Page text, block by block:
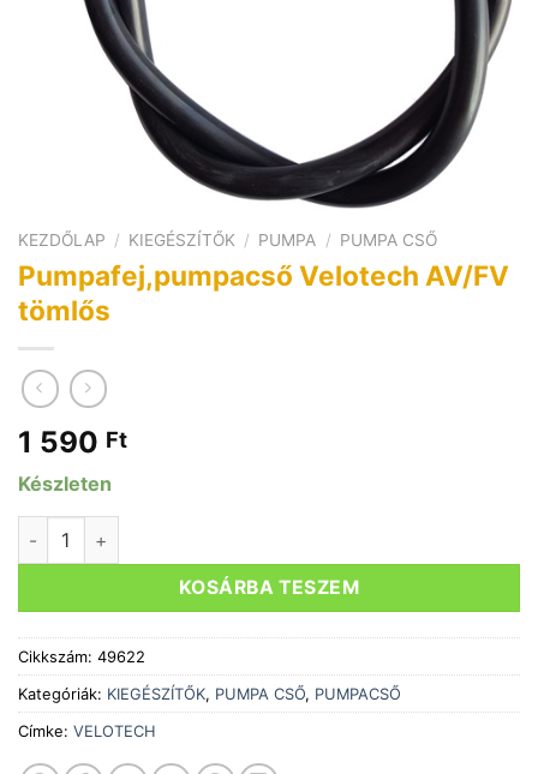
KEZDŐLAP / KIEGÉSZÍTŐK / PUMPA / PUMPA CSŐ
Pumpafej,pumpacső Velotech AV/FV
tömlős
1 590 Ft
Készleten
Pumpafej,pumpacső Velotech AV/FV tömlős mennyiség
KOSÁRBA TESZEM
Cikkszám: 49622
Kategóriák: KIEGÉSZÍTŐK, PUMPA CSŐ, PUMPACSŐ
Címke: VELOTECH